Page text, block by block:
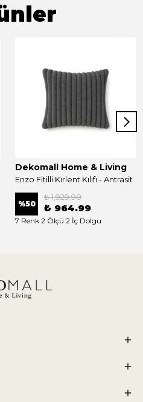
Dekomall Home & Living
Enzo Fitilli Kırlent Kılıfı - Antrasit
%50
₺ 1,929.98
₺ 964.99
7 Renk 2 Ölçü 2 İç Dolgu